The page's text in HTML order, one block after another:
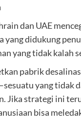
dan UAE
yang didukung
yang tidak kalah
pabrik
yang tidak
Jika strategi ini
bisa